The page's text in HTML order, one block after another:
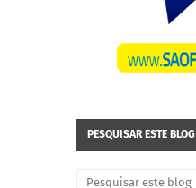
PESQUISAR ESTE BLOG